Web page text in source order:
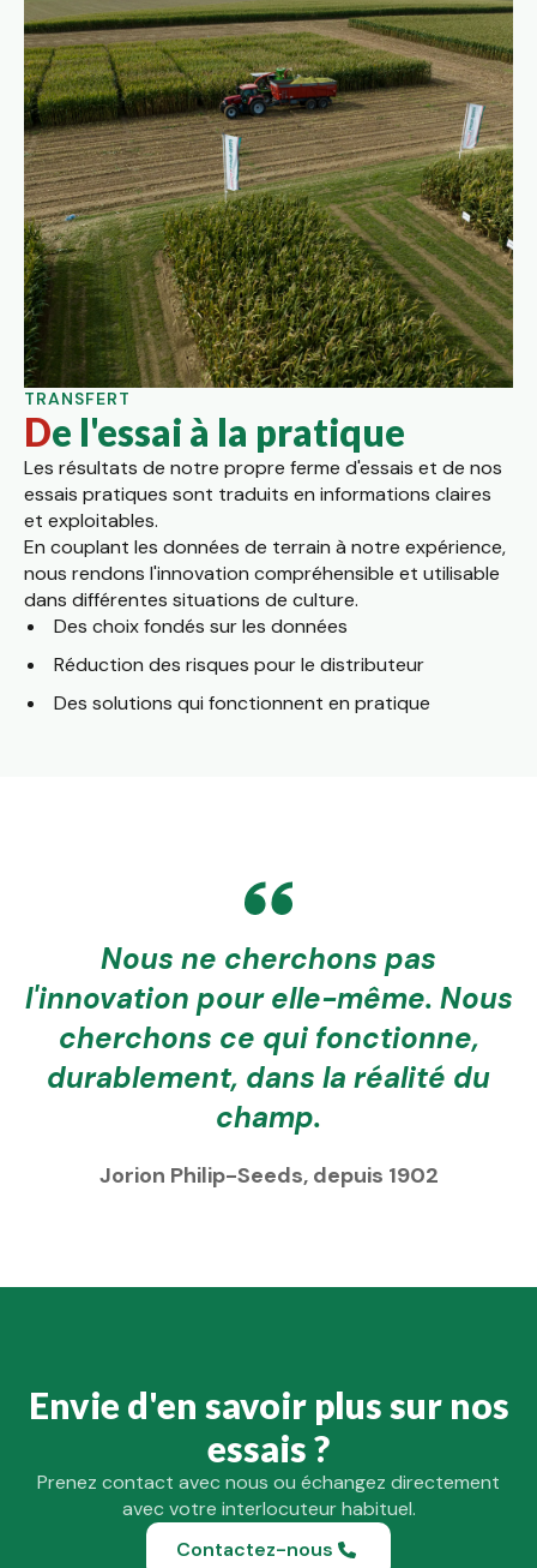
TRANSFERT
De l'essai à la pratique
Les résultats de notre propre ferme d'essais et de nos
essais pratiques sont traduits en informations claires
et exploitables.
En couplant les données de terrain à notre expérience,
nous rendons l'innovation compréhensible et utilisable
dans différentes situations de culture.
Des choix fondés sur les données
Réduction des risques pour le distributeur
Des solutions qui fonctionnent en pratique
Nous ne cherchons pas
l'innovation pour elle-même. Nous
cherchons ce qui fonctionne,
durablement, dans la réalité du
champ.
Jorion Philip-Seeds, depuis 1902
Envie d'en savoir plus sur nos
essais ?
Prenez contact avec nous ou échangez directement
avec votre interlocuteur habituel.
Contactez-nous